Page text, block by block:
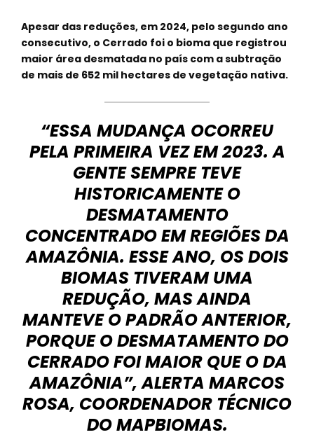
Apesar das reduções, em 2024, pelo segundo ano
consecutivo, o Cerrado foi o bioma que registrou
maior área desmatada no país com a subtração
de mais de 652 mil hectares de vegetação nativa.
“ESSA MUDANÇA OCORREU
PELA PRIMEIRA VEZ EM 2023. A
GENTE SEMPRE TEVE
HISTORICAMENTE O
DESMATAMENTO
CONCENTRADO EM REGIÕES DA
AMAZÔNIA. ESSE ANO, OS DOIS
BIOMAS TIVERAM UMA
REDUÇÃO, MAS AINDA
MANTEVE O PADRÃO ANTERIOR,
PORQUE O DESMATAMENTO DO
CERRADO FOI MAIOR QUE O DA
AMAZÔNIA”, ALERTA MARCOS
ROSA, COORDENADOR TÉCNICO
DO MAPBIOMAS.